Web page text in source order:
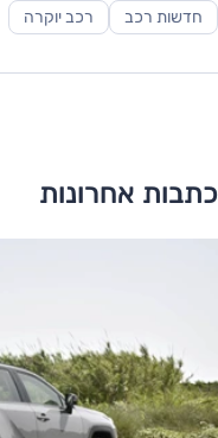
חדשות רכב רכב יוקרה
כתבות אחרונות